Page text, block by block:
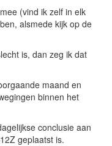
(vind ik zelf in elk
alsmede kijk op de
is, dan zeg ik dat
maand en
binnen het
conclusie aan
geplaatst is.